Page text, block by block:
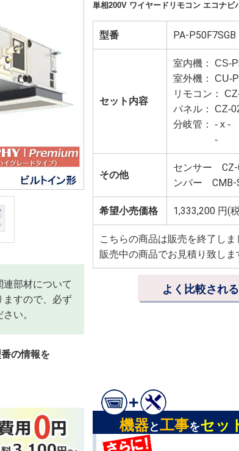
部材について
ますので、必ず
い。
の情報を
単相200V ワイヤードリモコン エコナビ
型番 PA-P50F7SGB
セット内容
室内機： CS-
室外機： CU-
リモコン：
パネル： CZ-
分岐管： - x -
-
その他
センサー
ンバー
希望小売価格 1,333,200 円(
こちらの商品は販売を終了しま
販売中の商品でお見積り致しま
よく比較され
機器と工事をセッ